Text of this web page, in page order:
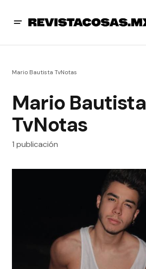
Mario Bautista TvNotas
Mario Bautista
TvNotas
1 publicación